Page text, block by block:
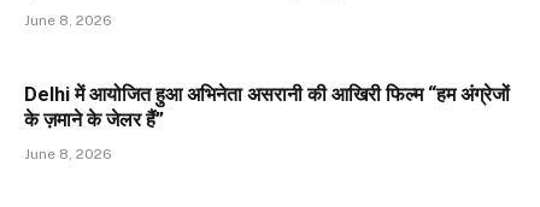
June 8, 2026
Delhi में आयोजित हुआ अभिनेता असरानी की आखिरी फिल्म “हम अंग्रेजों
के ज़माने के जेलर हैं”
June 8, 2026